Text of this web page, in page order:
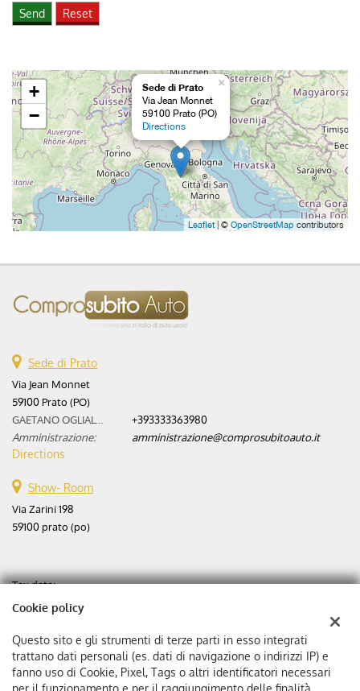
Sede di Prato
Via Jean Monnet
59100 Prato (PO)
Directions
×
+
−
Leaflet| © OpenStreetMap contributors
Sede di Prato
Via Jean Monnet
59100 Prato (PO)
+393333363980
Amministrazione:
amministrazione@comprosubitoauto.it
Directions
Show- Room
Via Zarini 198
59100 prato (po)
Tax data:
Aste automobili srl
Tax code and VAT: 02365630975
Registry of companies:PO
Corporation stock: €25000 f.p.
Cookie policy
Questo sito e gli strumenti di terze parti in esso integrati
trattano dati personali (es. dati di navigazione o indirizzi IP) e
fanno uso di Cookie, Pixel, Tags o altri identificatori necessari
per il funzionamento e per il raggiungimento delle finalità